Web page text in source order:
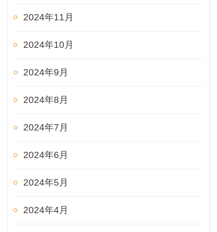
2024年11月
2024年10月
2024年9月
2024年8月
2024年7月
2024年6月
2024年5月
2024年4月